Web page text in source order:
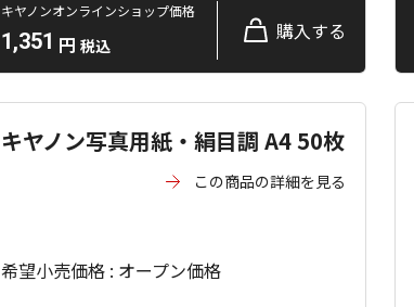
キヤノンオンラインショップ価格
1,351 円 税込
購入する
キヤノン写真用紙・絹目調 A4 50枚
この商品の詳細を見る
希望小売価格 : オープン価格